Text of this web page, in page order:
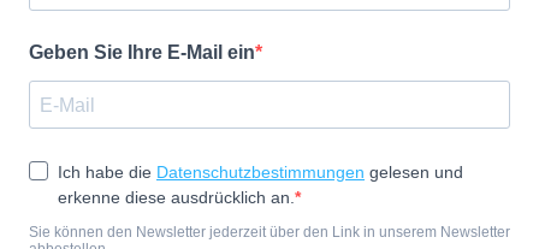
Geben Sie Ihre E-Mail ein
Ich habe die Datenschutzbestimmungen gelesen und
erkenne diese ausdrücklich an.
Sie können den Newsletter jederzeit über den Link in unserem Newsletter